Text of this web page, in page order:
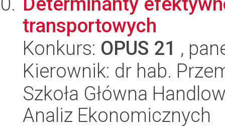
transportowych
Konkurs: OPUS 21 ,
Kierownik: dr hab.
Szkoła Główna
Analiz Ekonomicznych